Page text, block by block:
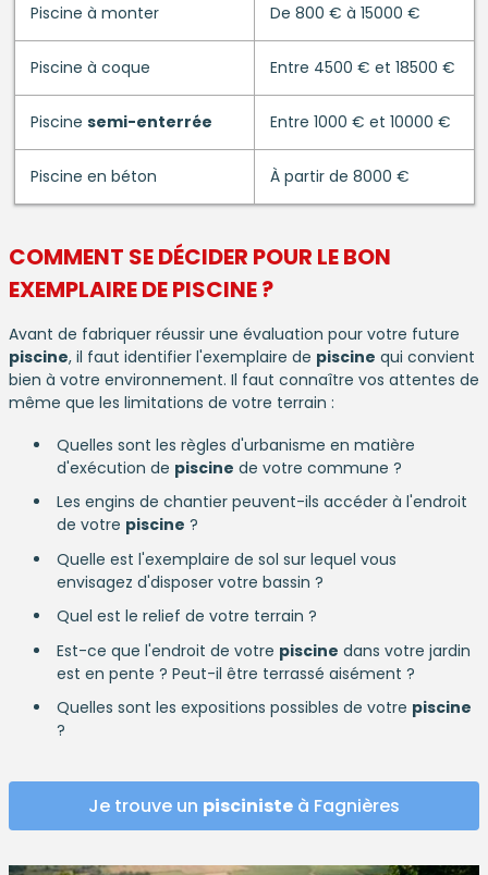
Piscine à monter De 800 € à 15000 €
Piscine à coque Entre 4500 € et 18500 €
Piscine semi-enterrée Entre 1000 € et 10000 €
Piscine en béton À partir de 8000 €
COMMENT SE DÉCIDER POUR LE BON
EXEMPLAIRE DEPISCINE?
Avant de fabriquer réussir une évaluation pour votre future
piscine, il faut identifier l'exemplaire de piscine qui convient
bien à votre environnement. Il faut connaître vos attentes de
même que les limitations de votre terrain :
Quelles sont les règles d'urbanisme en matière
d'exécution de piscine de votre commune ?
Les engins de chantier peuvent-ils accéder à l'endroit
de votre piscine ?
Quelle est l'exemplaire de sol sur lequel vous
envisagez d'disposer votre bassin ?
Quel est le relief de votre terrain ?
Est-ce que l'endroit de votre piscine dans votre jardin
est en pente ? Peut-il être terrassé aisément ?
Quelles sont les expositions possibles de votre piscine
?
Je trouve un pisciniste à Fagnières